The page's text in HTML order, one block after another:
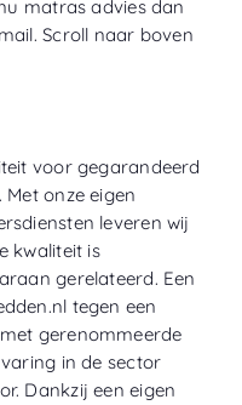
matras advies dan
Scroll naar boven
voor gegarandeerd
onze eigen
leveren wij
kwaliteit is
gerelateerd. Een
tegen een
gerenommeerde
in de sector
Dankzij een eigen